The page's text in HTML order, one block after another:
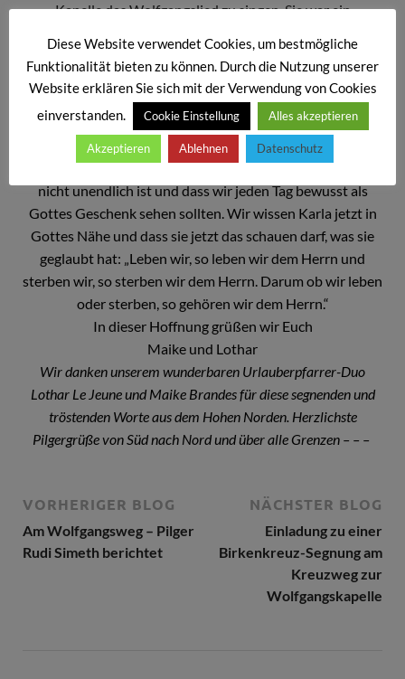
Kapelle das Wolfgangslied zu singen. Sie war ein
Pilgerwanderung mit ihren selbstgebastelten
Pappschäfchen in unterschiedlichen Farben und
interessanten nachdenkenswerten Texten. Ich habe sie in
verschiedenen Ausführungen an meiner
Schreibtischlampe und werde jeden Tag an Karla erinnert.
Ihr plötzlicher Tod erinnert uns daran, dass unser Leben
nicht unendlich ist und dass wir jeden Tag bewusst als
Gottes Geschenk sehen sollten. Wir wissen Karla jetzt in
Gottes Nähe und dass sie jetzt das schauen darf, was sie
geglaubt hat: „Leben wir, so leben wir dem Herrn und
sterben wir, so sterben wir dem Herrn. Darum ob wir leben
oder sterben, so gehören wir dem Herrn.“
In dieser Hoffnung grüßen wir Euch
Maike und Lothar
Wir danken unserem wunderbaren Urlauberpfarrer-Duo
Lothar Le Jeune und Maike Brandes für diese segnenden und
tröstenden Worte aus dem Hohen Norden. Herzlichste
Pilgergrüße von Süd nach Nord und über alle Grenzen – – –
VORHERIGER BLOG
Am Wolfgangsweg – Pilger
Rudi Simeth berichtet
NÄCHSTER BLOG
Einladung zu einer
Birkenkreuz-Segnung am
Kreuzweg zur
Wolfgangskapelle
Diese Website verwendet Cookies, um bestmögliche
Funktionalität bieten zu können. Durch die Nutzung unserer
Website erklären Sie sich mit der Verwendung von Cookies
einverstanden.
Cookie Einstellung Alles akzeptieren
Akzeptieren Ablehnen Datenschutz